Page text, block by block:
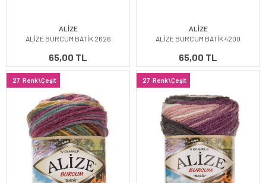
ALİZE
ALİZE BURCUM BATİK 2626
65,00 TL
ALİZE
ALİZE BURCUM BATİK 4200
65,00 TL
27 Renk\Çeşit 27 Renk\Çeşit